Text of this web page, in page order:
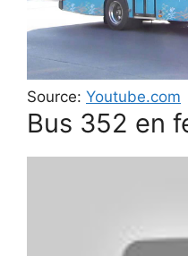
Source: Youtube.com
Bus 352 en